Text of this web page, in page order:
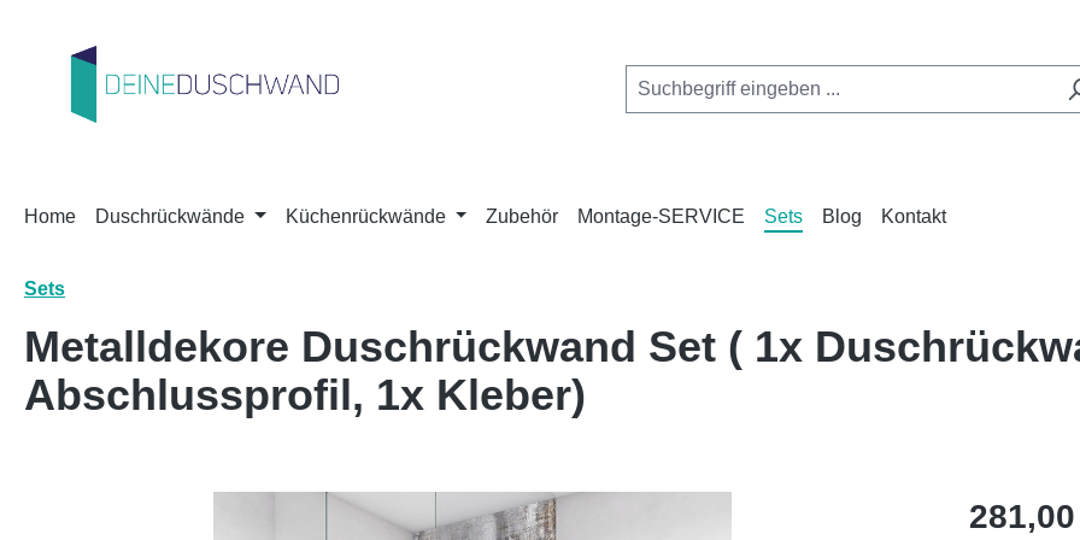
Home Duschrückwände Küchenrückwände Zubehör Montage-SERVICE Sets Blog Kontakt
Sets
Metalldekore Duschrückwand Set ( 1x
Abschlussprofil, 1x Kleber)
Regulärer